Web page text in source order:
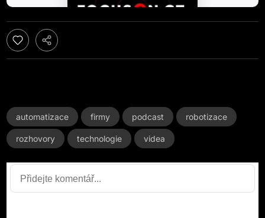
automatizace firmy podcast robotizace
rozhovory technologie videa